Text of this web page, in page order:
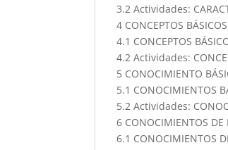
3.2 Actividades:
4 CONCEPTOS BÁSICOS
4.1 CONCEPTOS
4.2 Actividades:
5 CONOCIMIENTO
5.1 CONOCIMIENTOS
5.2 Actividades:
6 CONOCIMIENTOS DE
6.1 CONOCIMIENTOS